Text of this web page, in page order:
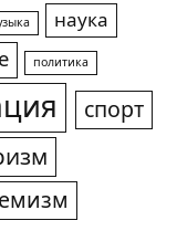
наука
политика
спорт